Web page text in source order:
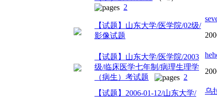
2
【试题】山东大学/医学院/02级/
影像试题
【试题】山东大学/医学院/2003
级/临床医学七年制/病理生理学
（病生）考试题
2
【试题】2006-01-12/山东大学/
乌